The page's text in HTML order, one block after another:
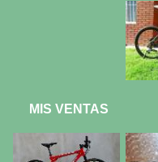
MIS VENTAS